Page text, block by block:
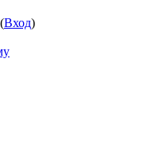
Вход)